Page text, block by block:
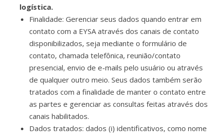
logística.
Finalidade: Gerenciar seus dados quando entrar em
contato com a EYSA através dos canais de contato
disponibilizados, seja mediante o formulário de
contato, chamada telefônica, reunião/contato
presencial, envio de e-mails pelo usuário ou através
de qualquer outro meio. Seus dados também serão
tratados com a finalidade de manter o contato entre
as partes e gerenciar as consultas feitas através dos
canais habilitados.
Dados tratados: dados (i) identificativos, como nome